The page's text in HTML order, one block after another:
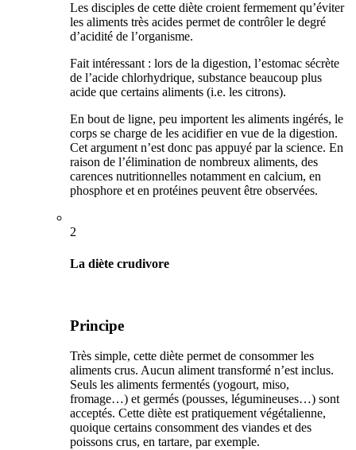
Les disciples de cette diète croient fermement qu’éviter
les aliments très acides permet de contrôler le degré
d’acidité de l’organisme.
Fait intéressant : lors de la digestion, l’estomac sécrète
de l’acide chlorhydrique, substance beaucoup plus
acide que certains aliments (i.e. les citrons).
En bout de ligne, peu importent les aliments ingérés, le
corps se charge de les acidifier en vue de la digestion.
Cet argument n’est donc pas appuyé par la science. En
raison de l’élimination de nombreux aliments, des
carences nutritionnelles notamment en calcium, en
phosphore et en protéines peuvent être observées.
2
La diète crudivore
Principe
Très simple, cette diète permet de consommer les
aliments crus. Aucun aliment transformé n’est inclus.
Seuls les aliments fermentés (yogourt, miso,
fromage…) et germés (pousses, légumineuses…) sont
acceptés. Cette diète est pratiquement végétalienne,
quoique certains consomment des viandes et des
poissons crus, en tartare, par exemple.